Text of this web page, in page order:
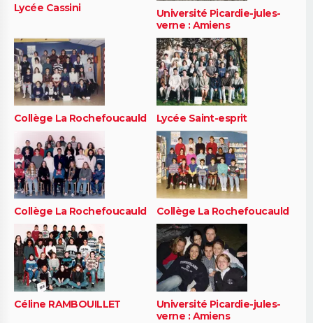
Lycée Cassini
Université Picardie-jules-
verne : Amiens
Collège La Rochefoucauld Lycée Saint-esprit
Collège La Rochefoucauld Collège La Rochefoucauld
Céline RAMBOUILLET
Université Picardie-jules-
verne : Amiens